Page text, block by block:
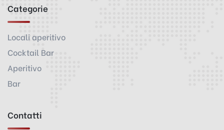
Categorie
Locali aperitivo
Cocktail Bar
Aperitivo
Bar
Contatti